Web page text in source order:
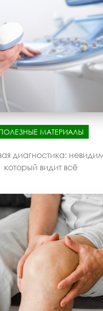
МАТЕРИАЛЫ
диагностика:
который видит всё